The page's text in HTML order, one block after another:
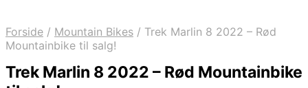
Forside / Mountain Bikes / Trek Marlin 8 2022 – Rød
Mountainbike til salg!
Trek Marlin 8 2022 – Rød Mountainbike